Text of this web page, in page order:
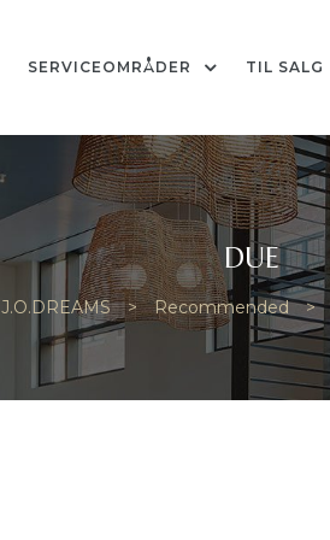
SERVICEOMRÅDER TIL SALG
DUE
J.O.DREAMS > Recommended >